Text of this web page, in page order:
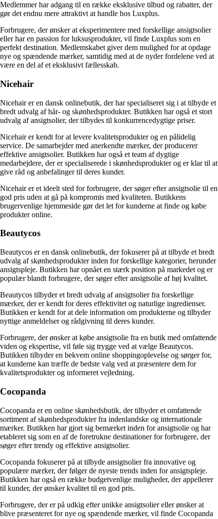
Medlemmer har adgang til en række eksklusive tilbud og rabatter, der
gør det endnu mere attraktivt at handle hos Luxplus.
Forbrugere, der ønsker at eksperimentere med forskellige ansigtsolier
eller har en passion for luksusprodukter, vil finde Luxplus som en
perfekt destination. Medlemskabet giver dem mulighed for at opdage
nye og spændende mærker, samtidig med at de nyder fordelene ved at
være en del af et eksklusivt fællesskab.
Nicehair
Nicehair er en dansk onlinebutik, der har specialiseret sig i at tilbyde et
bredt udvalg af hår- og skønhedsprodukter. Butikken har også et stort
udvalg af ansigtsolier, der tilbydes til konkurrencedygtige priser.
Nicehair er kendt for at levere kvalitetsprodukter og en pålidelig
service. De samarbejder med anerkendte mærker, der producerer
effektive ansigtsolier. Butikken har også et team af dygtige
medarbejdere, der er specialiserede i skønhedsprodukter og er klar til at
give råd og anbefalinger til deres kunder.
Nicehair er et ideelt sted for forbrugere, der søger efter ansigtsolie til en
god pris uden at gå på kompromis med kvaliteten. Butikkens
brugervenlige hjemmeside gør det let for kunderne at finde og købe
produkter online.
Beautycos
Beautycos er en dansk onlinebutik, der fokuserer på at tilbyde et bredt
udvalg af skønhedsprodukter inden for forskellige kategorier, herunder
ansigtspleje. Butikken har opnået en stærk position på markedet og er
populær blandt forbrugere, der søger efter ansigtsolie af høj kvalitet.
Beautycos tilbyder et bredt udvalg af ansigtsolier fra forskellige
mærker, der er kendt for deres effektivitet og naturlige ingredienser.
Butikken er kendt for at dele information om produkterne og tilbyder
nyttige anmeldelser og rådgivning til deres kunder.
Forbrugere, der ønsker at købe ansigtsolie fra en butik med omfattende
viden og ekspertise, vil føle sig trygge ved at vælge Beautycos.
Butikken tilbyder en bekvem online shoppingoplevelse og sørger for,
at kunderne kan træffe de bedste valg ved at præsentere dem for
kvalitetsprodukter og informeret vejledning.
Cocopanda
Cocopanda er en online skønhedsbutik, der tilbyder et omfattende
sortiment af skønhedsprodukter fra indenlandske og internationale
mærker. Butikken har gjort sig bemærket inden for ansigtsolie og har
etableret sig som en af de foretrukne destinationer for forbrugere, der
søger efter trendy og effektive ansigtsolier.
Cocopanda fokuserer på at tilbyde ansigtsolier fra innovative og
populære mærker, der følger de nyeste trends inden for ansigtspleje.
Butikken har også en række budgetvenlige muligheder, der appellerer
til kunder, der ønsker kvalitet til en god pris.
Forbrugere, der er på udkig efter unikke ansigtsolier eller ønsker at
blive præsenteret for nye og spændende mærker, vil finde Cocopanda